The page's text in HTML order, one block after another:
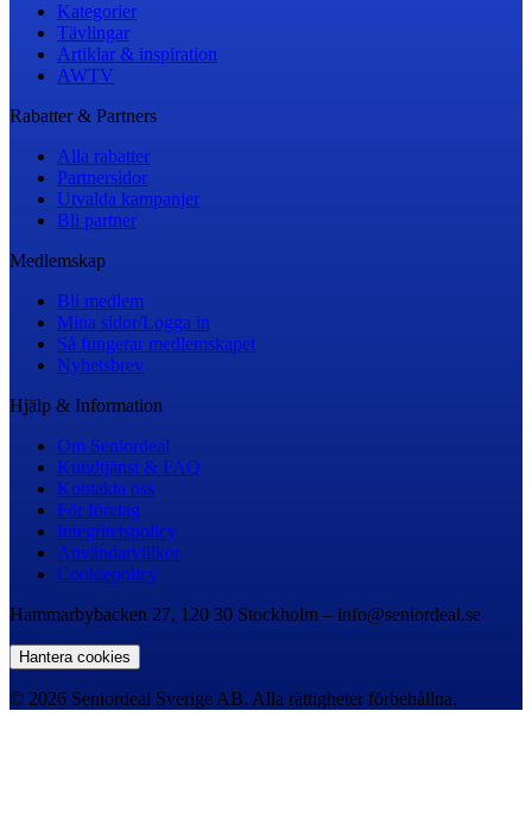
Kategorier
Tävlingar
Artiklar & inspiration
AWTV
Rabatter & Partners
Alla rabatter
Partnersidor
Utvalda kampanjer
Bli partner
Medlemskap
Bli medlem
Mina sidor/Logga in
Så fungerar medlemskapet
Nyhetsbrev
Hjälp & Information
Om Seniordeal
Kundtjänst & FAQ
Kontakta oss
För företag
Integritetspolicy
Användarvillkor
Cookiepolicy
Hammarbybacken 27, 120 30 Stockholm – info@seniordeal.se
Hantera cookies
© 2026 Seniordeal Sverige AB. Alla rättigheter förbehållna.